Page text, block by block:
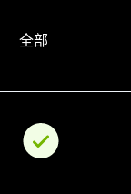
全部